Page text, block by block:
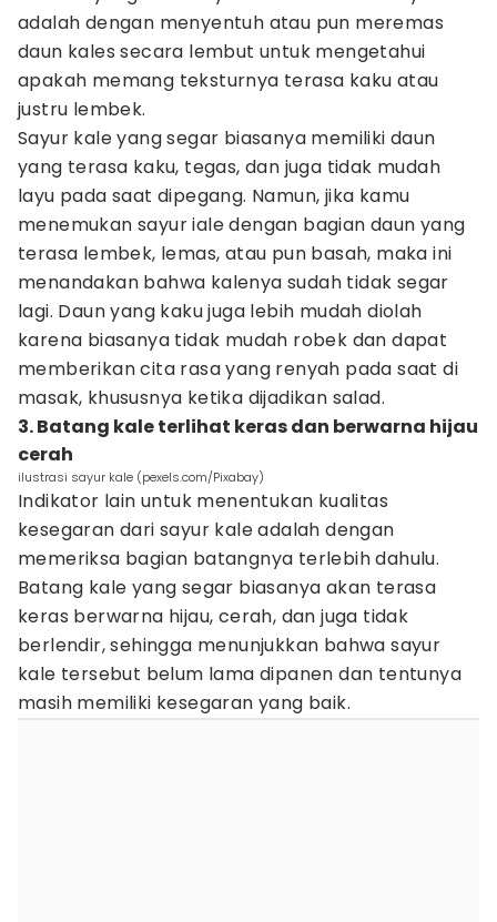
adalah dengan menyentuh atau pun meremas
daun kales secara lembut untuk mengetahui
apakah memang teksturnya terasa kaku atau
justru lembek.
Sayur kale yang segar biasanya memiliki daun
yang terasa kaku, tegas, dan juga tidak mudah
layu pada saat dipegang. Namun, jika kamu
menemukan sayur iale dengan bagian daun yang
terasa lembek, lemas, atau pun basah, maka ini
menandakan bahwa kalenya sudah tidak segar
lagi. Daun yang kaku juga lebih mudah diolah
karena biasanya tidak mudah robek dan dapat
memberikan cita rasa yang renyah pada saat di
masak, khususnya ketika dijadikan salad.
3. Batang kale terlihat keras dan berwarna hijau
cerah
ilustrasi sayur kale (pexels.com/Pixabay)
Indikator lain untuk menentukan kualitas
kesegaran dari sayur kale adalah dengan
memeriksa bagian batangnya terlebih dahulu.
Batang kale yang segar biasanya akan terasa
keras berwarna hijau, cerah, dan juga tidak
berlendir, sehingga menunjukkan bahwa sayur
kale tersebut belum lama dipanen dan tentunya
masih memiliki kesegaran yang baik.